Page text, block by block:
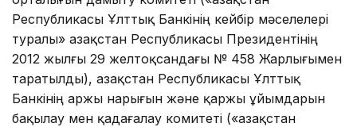
Республикасы Ұлттық Банкінің кейбір мәселелері
туралы» Қазақстан Республикасы Президентінің
2012 жылғы 29 желтоқсандағы № 458 Жарлығымен
таратылды), Қазақстан Республикасы Ұлттық
Банкінің Қаржы нарығын және қаржы ұйымдарын
бақылау мен қадағалау комитеті («Қазақстан